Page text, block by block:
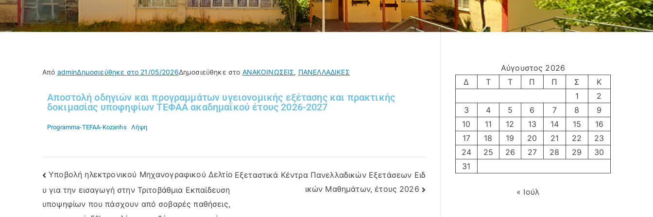
Από adminΔημοσιεύθηκε στο 21/05/2026Δημοσιεύθηκε στο ΑΝΑΚΟΙΝΩΣΕΙΣ, ΠΑΝΕΛΛΑΔΙΚΕΣ
Αποστολή οδηγιών και προγραμμάτων υγειονομικής εξέτασης και πρακτικής
δοκιμασίας υποφηφίων ΤΕΦΑΑ ακαδημαϊκού έτους 2026-2027
Programma-TEFAA-Kozanhs Λήψη
Υποβολή ηλεκτρονικού Μηχανογραφικού Δελτίο
υ για την εισαγωγή στην Τριτοβάθμια Εκπαίδευση
υποψηφίων που πάσχουν από σοβαρές παθήσεις,
Εξεταστικά Κέντρα Πανελλαδικών Εξετάσεων Ειδ
ικών Μαθημάτων, έτους 2026
Αύγουστος 2026
Δ
Τ Τ Π Π Σ
Κ
1
2
3
4 5 6 7 8
9
10
11 12 13 14 15
16
17
18 19 20 21 22
23
24
25 26 27 28 29
30
31
« Ιούλ